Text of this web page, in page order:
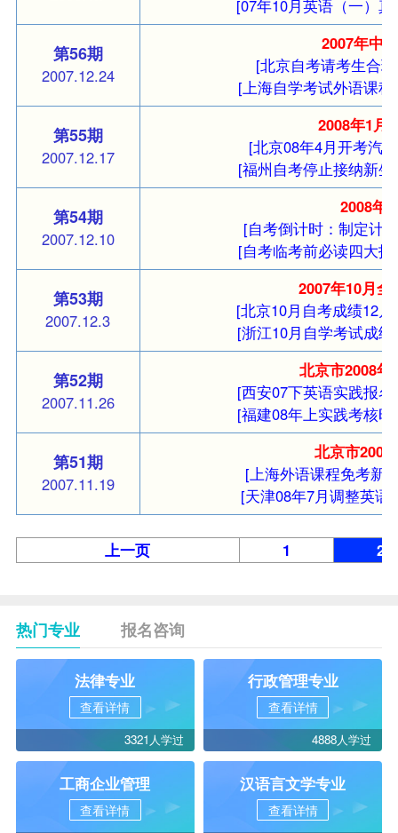
[07年10月英语（一）
第56期
2007.12.24
2007年中
[北京自考请考生合
[上海自学考试外语课
第55期
2007.12.17
2008年1月
[北京08年4月开考汽
[福州自考停止接纳新
第54期
2007.12.10
2008年
[自考倒计时：制定计
[自考临考前必读四大
第53期
2007.12.3
2007年10月
[北京10月自考成绩12
[浙江10月自学考试成
第52期
2007.11.26
北京市2008
[西安07下英语实践报
[福建08年上实践考核
第51期
2007.11.19
北京市
[上海外语课程免考新
[天津08年7月调整英语
上一页 1 2
热门专业 报名咨询
法律专业
查看详情
3321人学过
行政管理专业
查看详情
4888人学过
工商企业管理
查看详情
汉语言文学专业
查看详情